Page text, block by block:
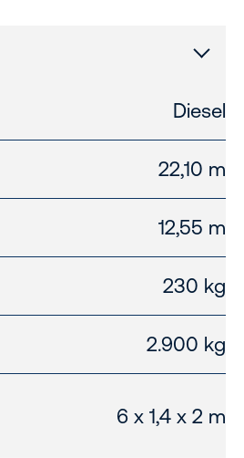
Diesel
22,10 m
12,55 m
230 kg
2.900 kg
6 x 1,4 x 2 m